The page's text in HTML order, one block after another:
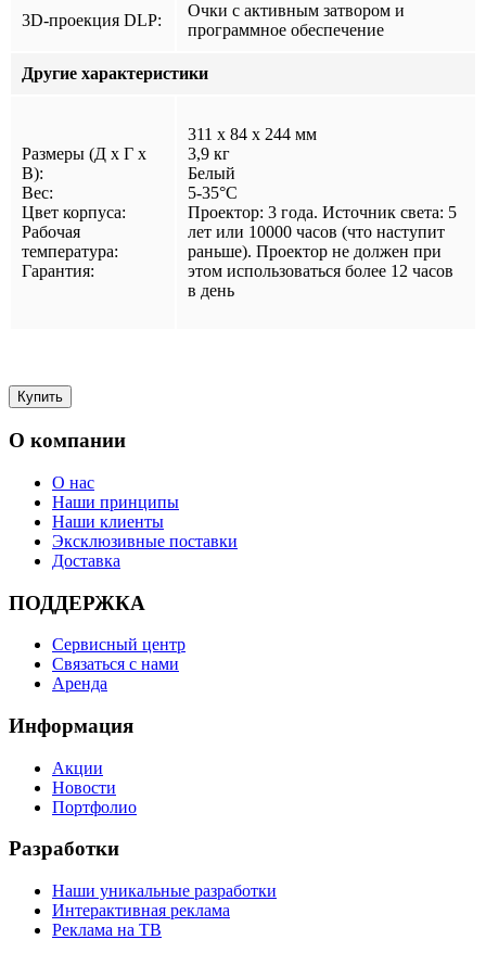
3D-проекция DLP:
Очки с активным затвором и
программное обеспечение
Другие характеристики
Размеры (Д x Г x
В):
Вес:
Цвет корпуса:
Рабочая
температура:
Гарантия:
311 x 84 x 244 мм
3,9 кг
Белый
5-35°C
Проектор: 3 года. Источник света: 5
лет или 10000 часов (что наступит
раньше). Проектор не должен при
этом использоваться более 12 часов
в день
О компании
О нас
Наши принципы
Наши клиенты
Эксклюзивные поставки
Доставка
ПОДДЕРЖКА
Сервисный центр
Связаться с нами
Аренда
Информация
Акции
Новости
Портфолио
Разработки
Наши уникальные разработки
Интерактивная реклама
Реклама на ТВ